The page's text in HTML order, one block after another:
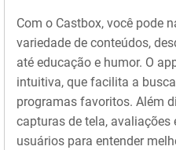
Com o Castbox, você pode
variedade de conteúdos,
até educação e humor. O
intuitiva, que facilita a
programas favoritos. Além
capturas de tela, avaliações
usuários para entender